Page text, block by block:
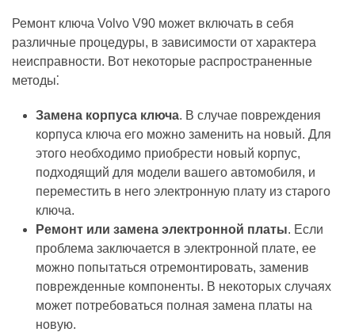
Ремонт ключа Volvo V90 может включать в себя
различные процедуры, в зависимости от характера
неисправности. Вот некоторые распространенные
методы⁚
Замена корпуса ключа. В случае повреждения
корпуса ключа его можно заменить на новый. Для
этого необходимо приобрести новый корпус,
подходящий для модели вашего автомобиля, и
переместить в него электронную плату из старого
ключа.
Ремонт или замена электронной платы. Если
проблема заключается в электронной плате, ее
можно попытаться отремонтировать, заменив
поврежденные компоненты. В некоторых случаях
может потребоваться полная замена платы на
новую.